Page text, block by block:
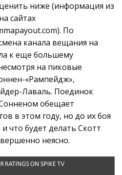
ниже (информация из
сайтах
По
канала вещания на
к еще большему
на пиковые
«Рампейдж»,
Лаваль. Поединок
обещает
в этом году, но до их боя
что будет делать Скотт
неясно.